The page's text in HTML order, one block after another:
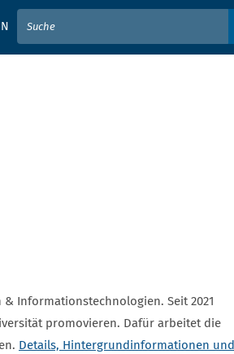
SUCHBEGRIFF EIN
Informationstechnologien. Seit 2021
promovieren. Dafür arbeitet die
Details, Hintergrundinformationen und